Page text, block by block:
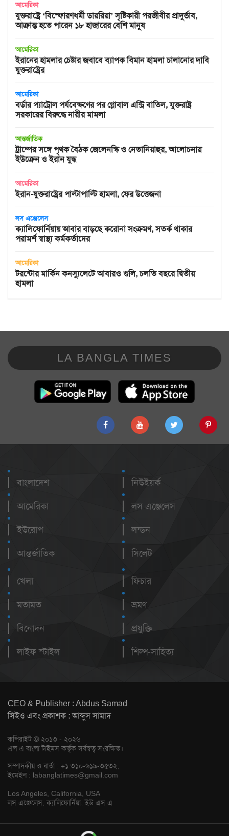
আমেরিকা
যুক্তরাষ্ট্রে ‘বিস্ফোরণধর্মী ডায়রিয়া’ সৃষ্টিকারী পরজীবীর প্রাদুর্ভাব,
আক্রান্ত হতে পারেন ১৮ হাজারের বেশি মানুষ
আমেরিকা
ইরানের হামলার চেষ্টার জবাবে ব্যাপক বিমান হামলা চালানোর দাবি
যুক্তরাষ্ট্রের
আমেরিকা
বর্ডার প্যাট্রোল পর্যবেক্ষণের পর গ্লোবাল এন্ট্রি বাতিল, যুক্তরাষ্ট্র
সরকারের বিরুদ্ধে নারীর মামলা
আন্তর্জাতিক
ট্রাম্পের সঙ্গে পৃথক বৈঠক জেলেনস্কি ও নেতানিয়াহুর, আলোচনায়
ইউক্রেন ও ইরান যুদ্ধ
আমেরিকা
ইরান-যুক্তরাষ্ট্রের পাল্টাপাল্টি হামলা, ফের উত্তেজনা
লস এঞ্জেলেস
ক্যালিফোর্নিয়ায় আবার বাড়ছে করোনা সংক্রমণ, সতর্ক থাকার
পরামর্শ স্বাস্থ্য কর্মকর্তাদের
আমেরিকা
টরন্টোর মার্কিন কনস্যুলেটে আবারও গুলি, চলতি বছরে দ্বিতীয়
হামলা
LA BANGLA TIMES
বাংলাদেশ
আমেরিকা
ইউরোপ
আন্তর্জাতিক
নিউইয়র্ক
লস এঞ্জেলেস
লন্ডন
সিলেট
খেলা
মতামত
বিনোদন
লাইফ স্টাইল
ফিচার
ভ্রমণ
প্রযুক্তি
শিল্প-সাহিত্য
CEO & Publisher : Abdus Samad
সিইও এবং প্রকাশক : আব্দুস সামাদ
কপিরাইট © ২০১৩ - ২০২৬
এল এ বাংলা টাইমস কর্তৃক সর্বস্বত্ব সংরক্ষিত।
সম্পাদকীয় ও বার্তা : +১ ৩১০-৬১৯-৩৫৩২,
ইমেইল : labanglatimes@gmail.com
Los Angeles, California, USA
লস এঞ্জেলেস, ক্যালিফোর্নিয়া, ইউ এস এ